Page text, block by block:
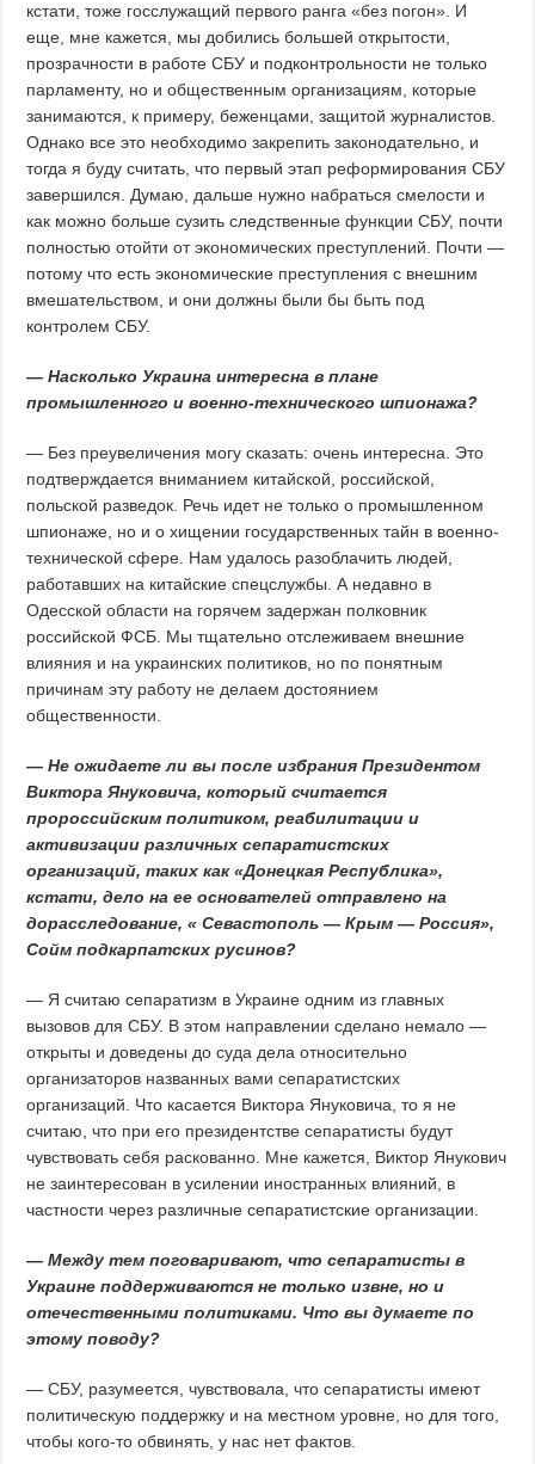
кстати, тоже госслужащий первого ранга «без погон». И
еще, мне кажется, мы добились большей открытости,
прозрачности в работе СБУ и подконтрольности не только
парламенту, но и общественным организациям, которые
занимаются, к примеру, беженцами, защитой журналистов.
Однако все это необходимо закрепить законодательно, и
тогда я буду считать, что первый этап реформирования СБУ
завершился. Думаю, дальше нужно набраться смелости и
как можно больше сузить следственные функции СБУ, почти
полностью отойти от экономических преступлений. Почти —
потому что есть экономические преступления с внешним
вмешательством, и они должны были бы быть под
контролем СБУ.
— Насколько Украина интересна в плане
промышленного и военно-технического шпионажа?
— Без преувеличения могу сказать: очень интересна. Это
подтверждается вниманием китайской, российской,
польской разведок. Речь идет не только о промышленном
шпионаже, но и о хищении государственных тайн в военно-
технической сфере. Нам удалось разоблачить людей,
работавших на китайские спецслужбы. А недавно в
Одесской области на горячем задержан полковник
российской ФСБ. Мы тщательно отслеживаем внешние
влияния и на украинских политиков, но по понятным
причинам эту работу не делаем достоянием
общественности.
— Не ожидаете ли вы после избрания Президентом
Виктора Януковича, который считается
пророссийским политиком, реабилитации и
активизации различных сепаратистских
организаций, таких как «Донецкая Республика»,
кстати, дело на ее основателей отправлено на
дорасследование, « Севастополь — Крым — Россия»,
Сойм подкарпатских русинов?
— Я считаю сепаратизм в Украине одним из главных
вызовов для СБУ. В этом направлении сделано немало —
открыты и доведены до суда дела относительно
организаторов названных вами сепаратистских
организаций. Что касается Виктора Януковича, то я не
считаю, что при его президентстве сепаратисты будут
чувствовать себя раскованно. Мне кажется, Виктор Янукович
не заинтересован в усилении иностранных влияний, в
частности через различные сепаратистские организации.
— Между тем поговаривают, что сепаратисты в
Украине поддерживаются не только извне, но и
отечественными политиками. Что вы думаете по
этому поводу?
— СБУ, разумеется, чувствовала, что сепаратисты имеют
политическую поддержку и на местном уровне, но для того,
чтобы кого-то обвинять, у нас нет фактов.